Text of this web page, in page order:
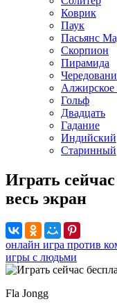
Коврик
Паук
Пасьянс
Скорпион
Пирамида
Алжирское
Гольф
Двадцать
Гадание
Индийский
Старинный
Играть
весь экран
онлайн игра против
игры с людьми
Fla Jongg